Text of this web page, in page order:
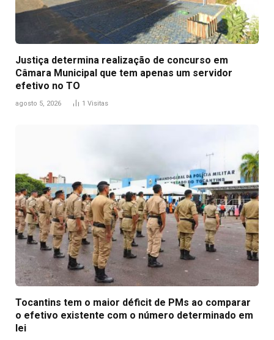
Justiça determina realização de concurso em
Câmara Municipal que tem apenas um servidor
efetivo no TO
agosto 5, 2026 1 Visitas
Tocantins tem o maior déficit de PMs ao comparar
o efetivo existente com o número determinado em
lei